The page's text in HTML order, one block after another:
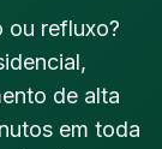
ou refluxo?
de alta
em toda